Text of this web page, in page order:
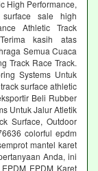
High Performance,
surface sale high
Athletic Track
kasih atas
Semua Cuaca
Track Race Track.
Systems Untuk
surface athletic
Beli Rubber
Untuk Jalur Atletik
Surface, Outdoor
colorful epdm
mantel karet
Anda, ini
EPDM Karet